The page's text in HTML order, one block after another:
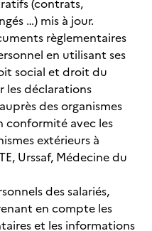
(contrats,
…) mis à jour.
règlementaires
en utilisant ses
social et droit du
les déclarations
des organismes
conformité avec les
extérieurs à
Urssaf, Médecine du
des salariés,
en compte les
et les informations